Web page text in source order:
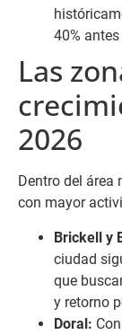
40%
Las
2026
Dentro del área
con mayor
Brickell y
ciudad
que
y retorno
Doral: